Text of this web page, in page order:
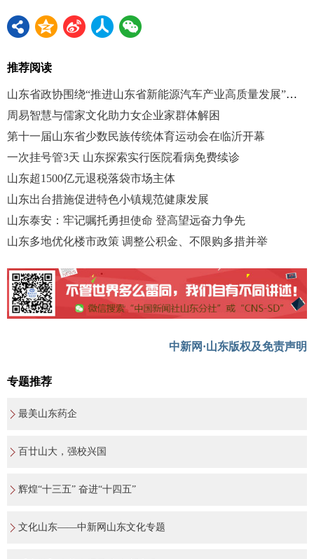
推荐阅读
山东省政协围绕“推进山东省新能源汽车产业高质量发展”协商议政
周易智慧与儒家文化助力女企业家群体解困
第十一届山东省少数民族传统体育运动会在临沂开幕
一次挂号管3天 山东探索实行医院看病免费续诊
山东超1500亿元退税落袋市场主体
山东出台措施促进特色小镇规范健康发展
山东泰安：牢记嘱托勇担使命 登高望远奋力争先
山东多地优化楼市政策 调整公积金、不限购多措并举
中新网·山东版权及免责声明
专题推荐
最美山东药企
百廿山大，强校兴国
辉煌“十三五” 奋进“十四五”
文化山东——中新网山东文化专题